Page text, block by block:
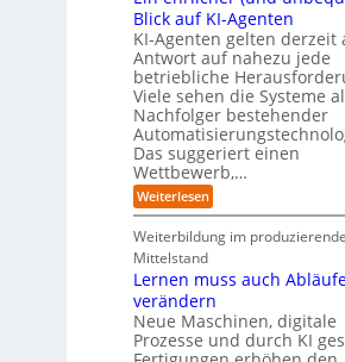
t
e
l
l
e
r
n
i
n
d
e
r
I
n
d
u
s
t
r
i
e
e
r
m
ö
g
l
i
k
o
,
w
a
c
h
s
e
n
d
e
R
a
n
o
m
w
a
r
n
d
u
s
t
r
i
e
r
o
b
o
t
r
-
Z
w
i
l
l
i
n
g
f
ü
r
T
t
o
r
t
e
Blick auf KI-Agenten
KI-Agenten gelten derzeit
Antwort auf nahezu jede
betriebliche
Viele sehen die Systeme
Nachfolger bestehender
Das suggeriert einen
Wettbewerb,…
Weiterlesen:
E
n
e
h
r
l
i
c
Weiterbildung im
Mittelstand
Lernen muss auch
verändern
Neue Maschinen, digitale
Prozesse und durch KI